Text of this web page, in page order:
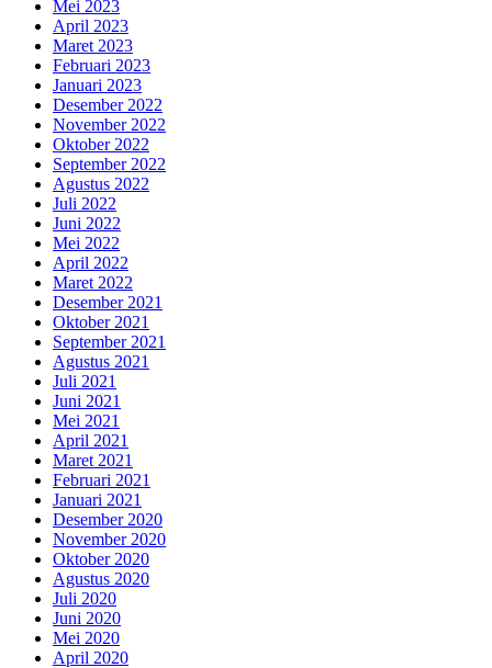
Mei 2023
April 2023
Maret 2023
Februari 2023
Januari 2023
Desember 2022
November 2022
Oktober 2022
September 2022
Agustus 2022
Juli 2022
Juni 2022
Mei 2022
April 2022
Maret 2022
Desember 2021
Oktober 2021
September 2021
Agustus 2021
Juli 2021
Juni 2021
Mei 2021
April 2021
Maret 2021
Februari 2021
Januari 2021
Desember 2020
November 2020
Oktober 2020
Agustus 2020
Juli 2020
Juni 2020
Mei 2020
April 2020